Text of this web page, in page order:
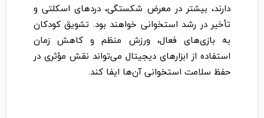
دارند، بیشتر در معرض شکستگی، دردهای اسکلتی و
تأخیر در رشد استخوانی خواهند بود. تشویق کودکان
به بازی‌های فعال، ورزش منظم و کاهش زمان
استفاده از ابزارهای دیجیتال می‌تواند نقش مؤثری در
حفظ سلامت استخوانی آن‌ها ایفا کند.